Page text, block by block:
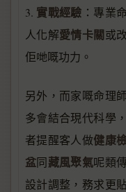
3. 實戰經驗 ：專業
人化解愛情卡關或
佢哋嘅功力。
另外，而家嘅命理
多會結合現代科學
者提醒客人做健康
盆同藏風聚氣呢類
設計調整，務求更